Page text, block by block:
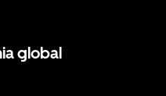
global